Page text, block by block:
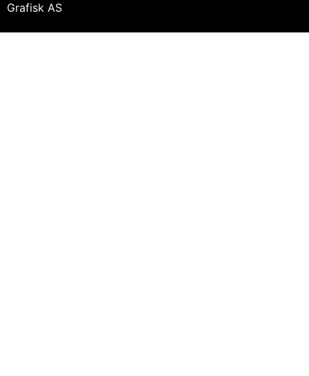
Grafisk AS